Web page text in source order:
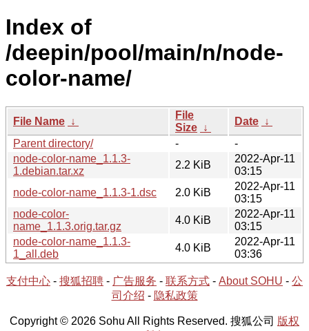
Index of
/deepin/pool/main/n/node-
color-name/
File Name ↓
File
Size ↓
Date ↓
Parent directory/
-
-
node-color-name_1.1.3-
1.debian.tar.xz
2.2 KiB
2022-Apr-11
03:15
node-color-name_1.1.3-1.dsc
2.0 KiB
2022-Apr-11
03:15
node-color-
name_1.1.3.orig.tar.gz
4.0 KiB
2022-Apr-11
03:15
node-color-name_1.1.3-
1_all.deb
4.0 KiB
2022-Apr-11
03:36
支付中心 - 搜狐招聘 - 广告服务 - 联系方式 - About SOHU - 公
司介绍 - 隐私政策
Copyright © 2026 Sohu All Rights Reserved. 搜狐公司 版权